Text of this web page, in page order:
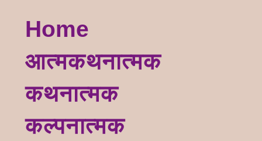
Home
आत्मकथनात्मक
कथनात्मक
कल्पनात्मक